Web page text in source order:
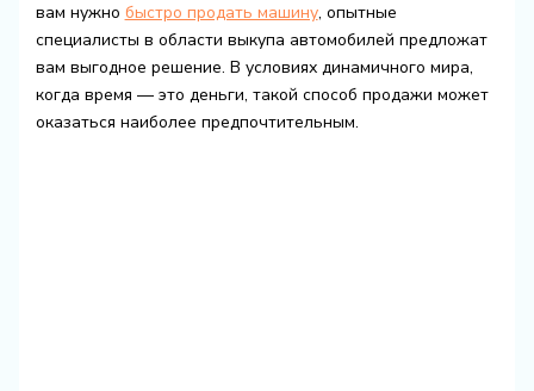
вам нужно быстро продать машину, опытные
специалисты в области выкупа автомобилей предложат
вам выгодное решение. В условиях динамичного мира,
когда время — это деньги, такой способ продажи может
оказаться наиболее предпочтительным.